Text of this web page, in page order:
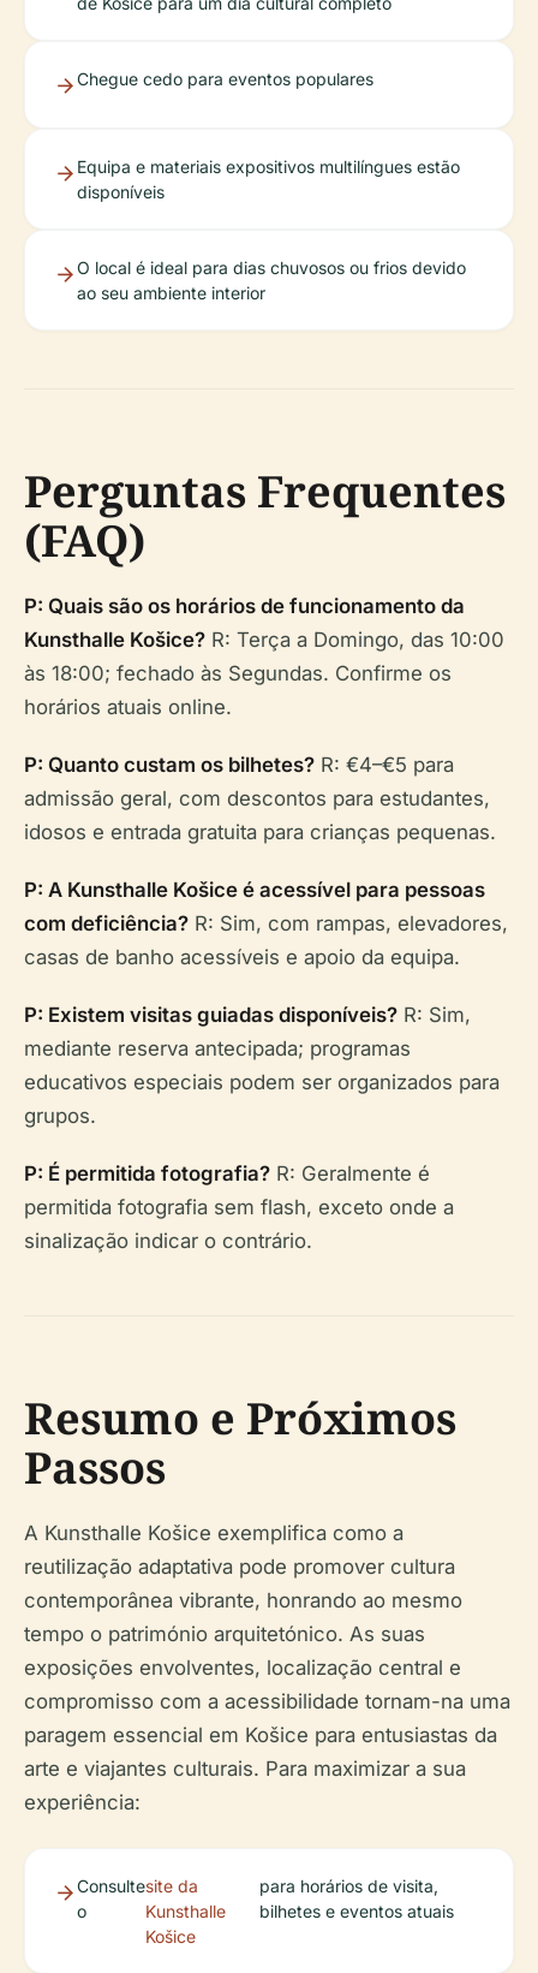
Chegue cedo para eventos populares
Equipa e materiais expositivos multilíngues estão
disponíveis
O local é ideal para dias chuvosos ou frios devido
ao seu ambiente interior
Perguntas Frequentes
(FAQ)
P: Quais são os horários de funcionamento da
Kunsthalle Košice? R: Terça a Domingo, das 10:00
às 18:00; fechado às Segundas. Confirme os
horários atuais online.
P: Quanto custam os bilhetes? R: €4–€5 para
admissão geral, com descontos para estudantes,
idosos e entrada gratuita para crianças pequenas.
P: A Kunsthalle Košice é acessível para pessoas
com deficiência? R: Sim, com rampas, elevadores,
casas de banho acessíveis e apoio da equipa.
P: Existem visitas guiadas disponíveis? R: Sim,
mediante reserva antecipada; programas
educativos especiais podem ser organizados para
grupos.
P: É permitida fotografia? R: Geralmente é
permitida fotografia sem flash, exceto onde a
sinalização indicar o contrário.
Resumo e Próximos
Passos
A Kunsthalle Košice exemplifica como a
reutilização adaptativa pode promover cultura
contemporânea vibrante, honrando ao mesmo
tempo o património arquitetónico. As suas
exposições envolventes, localização central e
compromisso com a acessibilidade tornam-na uma
paragem essencial em Košice para entusiastas da
arte e viajantes culturais. Para maximizar a sua
experiência:
Consulte
o
site da
Kunsthalle
Košice
para horários de visita,
bilhetes e eventos atuais